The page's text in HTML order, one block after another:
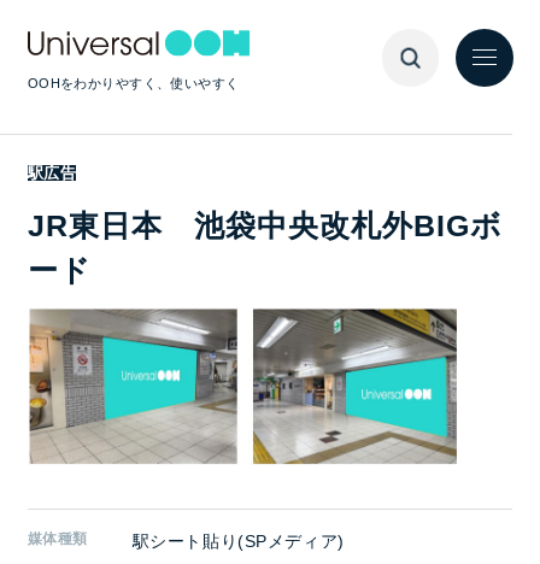
OOHをわかりやすく、使いやすく
駅広告
JR東日本 池袋中央改札外BIGボ
ード
媒体種類 駅シート貼り(SPメディア)